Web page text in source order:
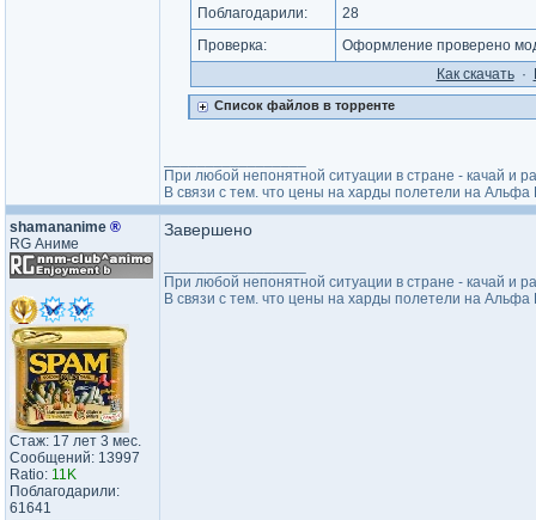
Поблагодарили:
28
Проверка:
Оформление проверено
Как cкачать·
Список файлов в торренте
При любой непонятной ситуации в стране - качай и
В связи с тем. что цены на харды полетели на
shamananime ®
RG Аниме
Стаж: 17 лет 3 мес.
Сообщений: 13997
Ratio: 11K
Поблагодарили:
61641
Завершено
При любой непонятной ситуации в стране - качай и
В связи с тем. что цены на харды полетели на